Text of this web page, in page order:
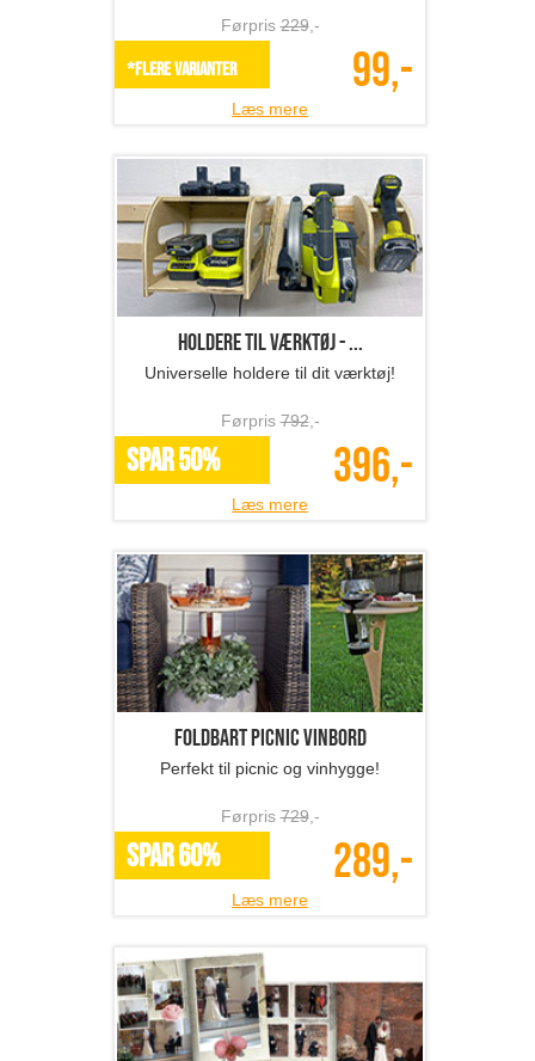
Iskugle-forme
Førpris
*Flere varianter 99,-
Læs mere
Holdere til værktøj - ...
Førpris ,-
SPAR 50% 396,-
Læs mere
Foldbart picnic vinbord
Førpris
SPAR 60% 289,-
Læs mere